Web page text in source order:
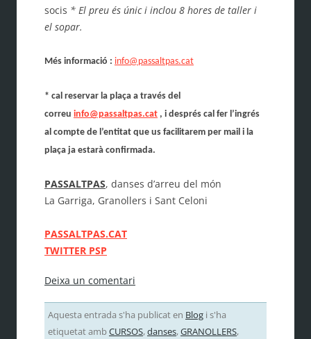
socis * El preu és únic i inclou 8 hores de taller i
el sopar.
Més informació : info@passaltpas.cat
* cal reservar la plaça a través del
correu info@passaltpas.cat, i després cal fer l’ingrés
al compte de l’entitat que us facilitarem per mail i la
plaça ja estarà confirmada.
PASSALTPAS, danses d’arreu del món
La Garriga, Granollers i Sant Celoni
PASSALTPAS.CAT
TWITTER PSP
Deixa un comentari
Aquesta entrada s'ha publicat en Blogi s'ha
etiquetat ambCURSOS,danses,GRANOLLERS,